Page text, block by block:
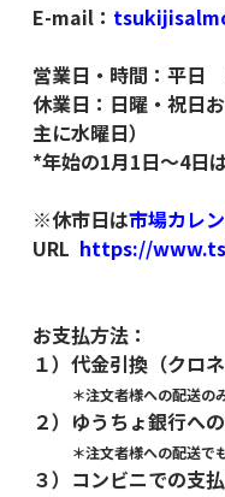
E-mail：
営業日・時間：平日
休業日：日曜・祝日
主に水曜日）
*年始の1月1日～4日
※休市日は市場カレ
URL https://
お支払方法：
１）代金引換（クロ
＊注文者様への配送の
２）ゆうちょ銀行へ
＊注文者様への配送で
３）コンビニでの支